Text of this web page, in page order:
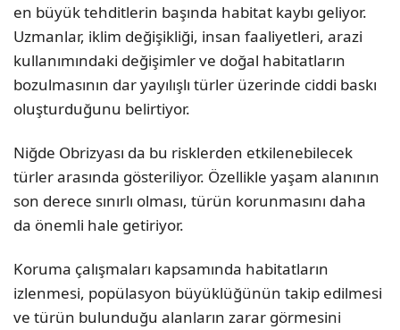
en büyük tehditlerin başında habitat kaybı geliyor.
Uzmanlar, iklim değişikliği, insan faaliyetleri, arazi
kullanımındaki değişimler ve doğal habitatların
bozulmasının dar yayılışlı türler üzerinde ciddi baskı
oluşturduğunu belirtiyor.
Niğde Obrizyası da bu risklerden etkilenebilecek
türler arasında gösteriliyor. Özellikle yaşam alanının
son derece sınırlı olması, türün korunmasını daha
da önemli hale getiriyor.
Koruma çalışmaları kapsamında habitatların
izlenmesi, popülasyon büyüklüğünün takip edilmesi
ve türün bulunduğu alanların zarar görmesini